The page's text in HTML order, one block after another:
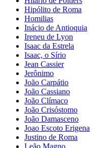
Hipólito de Roma
Homilias
Inácio de Antioquia
Ireneu de Lyon
Isaac da Estrela
Isaac, o Sírio
Jean Cassier
Jerônimo
João Carpátio
João Cassiano
João Clímaco
João Crisóstomo
João Damasceno
Joao Escoto Erigena
Justino de Roma
Leão Magno